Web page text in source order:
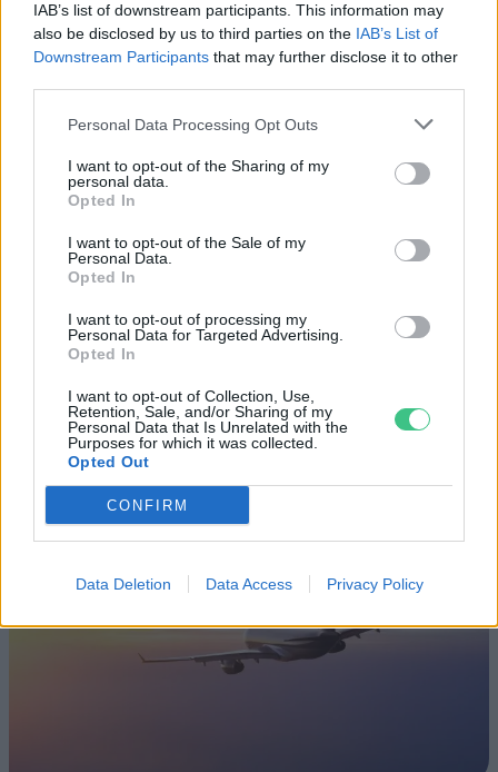
IAB’s list of downstream participants. This information may
also be disclosed by us to third parties on the IAB’s List of
Downstream Participants that may further disclose it to other
Personal Data Processing Opt Outs
I want to opt-out of the Sharing of my
personal data.
Opted In
I want to opt-out of the Sale of my
Personal Data.
Opted In
I want to opt-out of processing my
Personal Data for Targeted Advertising.
Opted In
I want to opt-out of Collection, Use,
Retention, Sale, and/or Sharing of my
Personal Data that Is Unrelated with the
Purposes for which it was collected.
Opted Out
CONFIRM
Data Deletion Data Access Privacy Policy
A vitorlavirág ideális szobanövény, hiszen kiválóan tűri a meleget
és a fényszegény környezetet.
Születésnapi programokkal várja a
Fővárosi Állatkert
Szedd magad őszibarack: itt vannak
a legjobb lelőhelyek!
SZEMLE